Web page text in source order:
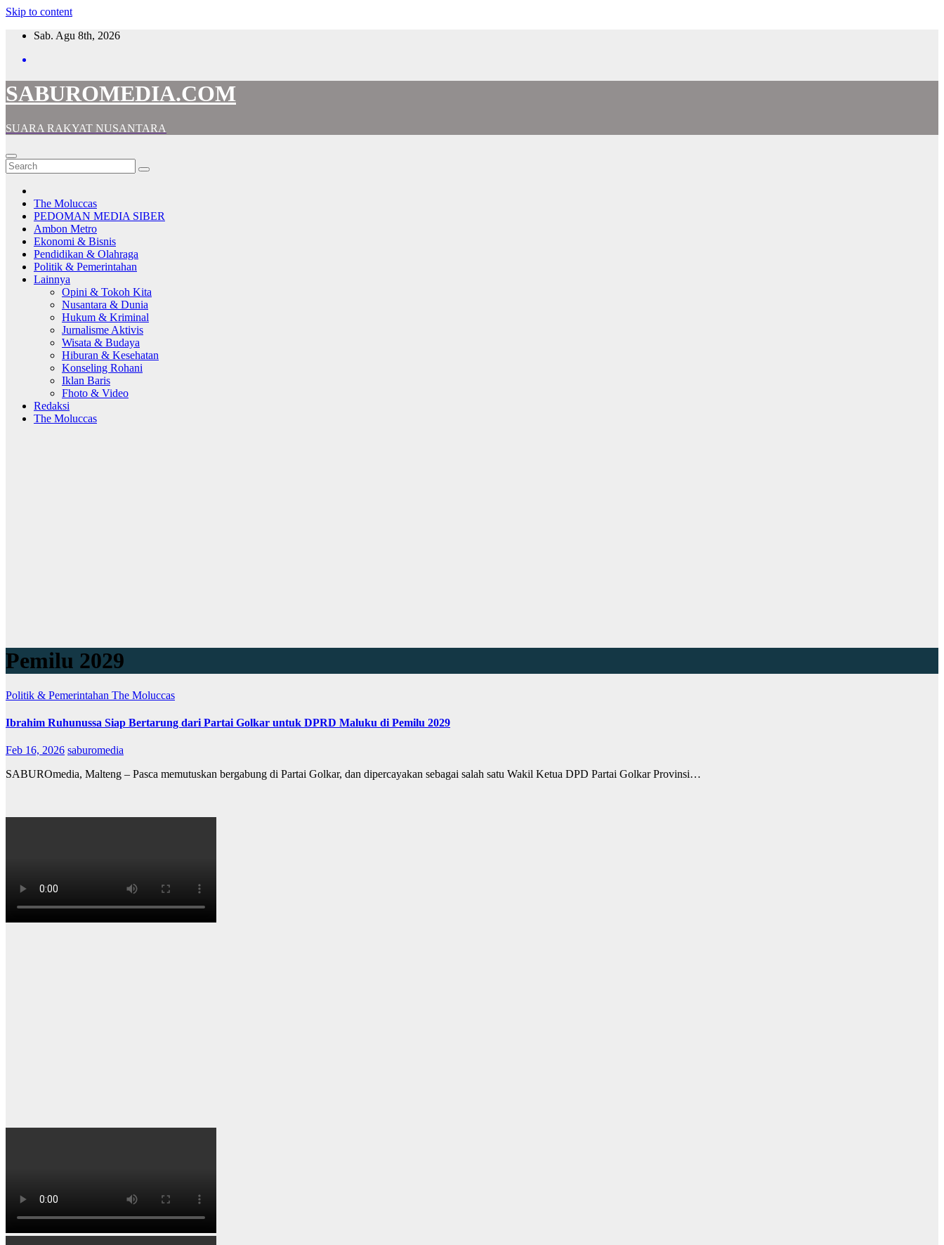
Skip to content
Sab. Agu 8th, 2026
SABUROMEDIA.COM
SUARA RAKYAT NUSANTARA
The Moluccas
PEDOMAN MEDIA SIBER
Ambon Metro
Ekonomi & Bisnis
Pendidikan & Olahraga
Politik & Pemerintahan
Lainnya
Opini & Tokoh Kita
Nusantara & Dunia
Hukum & Kriminal
Jurnalisme Aktivis
Wisata & Budaya
Hiburan & Kesehatan
Konseling Rohani
Iklan Baris
Fhoto & Video
Redaksi
The Moluccas
Pemilu 2029
Politik & Pemerintahan The Moluccas
Ibrahim Ruhunussa Siap Bertarung dari Partai Golkar untuk DPRD Maluku di Pemilu 2029
Feb 16, 2026 saburomedia
SABUROmedia, Malteng – Pasca memutuskan bergabung di Partai Golkar, dan dipercayakan sebagai salah satu Wakil Ketua DPD Partai Golkar Provinsi…